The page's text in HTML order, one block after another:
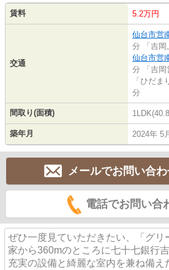
賃料 5.2万円
交通
仙台市営
分 「吉岡
仙台市営
分 「吉岡
「ひだ
分
間取り(面積)
築年月 2024年 5
メールでお問い合
電話でお問い合
ぜひ一度見ていただきたい、「グリ
家から360mのところに七十七銀行
充実の設備と綺麗な室内を兼ね備